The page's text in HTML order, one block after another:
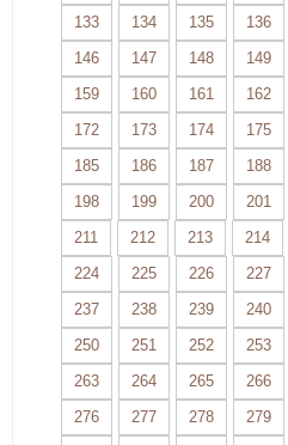
133
134 135 136
146
147 148 149
159
160 161 162
172
173 174 175
185
186 187 188
198
199 200 201
211
212 213 214
224
225 226 227
237
238 239 240
250
251 252 253
263
264 265 266
276
277 278 279